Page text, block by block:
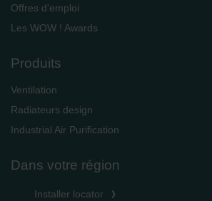
Offres d'emploi
Les WOW ! Awards
Produits
Ventilation
Radiateurs design
Industrial Air Purification
Dans votre région
Installer locator